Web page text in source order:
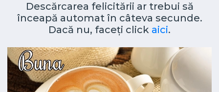
Descărcarea felicitării ar trebui să
înceapă automat în câteva secunde.
Dacă nu, faceți click aici.